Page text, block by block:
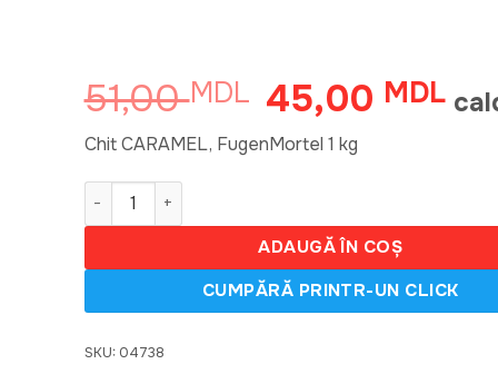
51,00MDL Prețul
inițial
a
45,00 MDL
Chit CARAMEL, FugenMortel 1 kg
Cantitate Chit N7 CARAMEL, FugenMortel 1kg
ADAUGĂ ÎN COȘ
SKU: 04738